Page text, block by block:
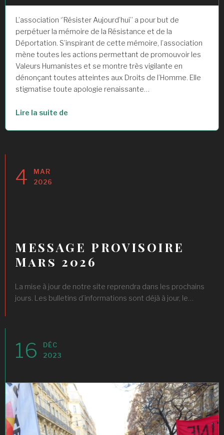
L’association ‘’Résister Aujourd’hui’’ a pour but de
perpétuer la mémoire de la Résistance et de la
Déportation. S’inspirant de cette mémoire, l’association
mène toutes les actions permettant de promouvoir les
Valeurs Humanistes et se montre très vigilante en
dénonçant toutes atteintes aux Droits de l’Homme. Elle
stigmatise toute apologie renaissante…
Lire la suite de
4
MAR
2026
MESSAGE PROVISOIRE
Mars 2026
La mise à jour de notre site reprendra dans les prochains
jours. Les bulletins d’informations sont déjà à jour, le…
16
DÉC
2023